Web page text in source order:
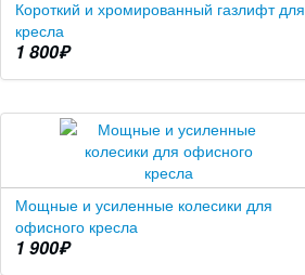
Короткий и хромированный газлифт для
кресла
1 800₽
Мощные и усиленные колесики для
офисного кресла
1 900₽